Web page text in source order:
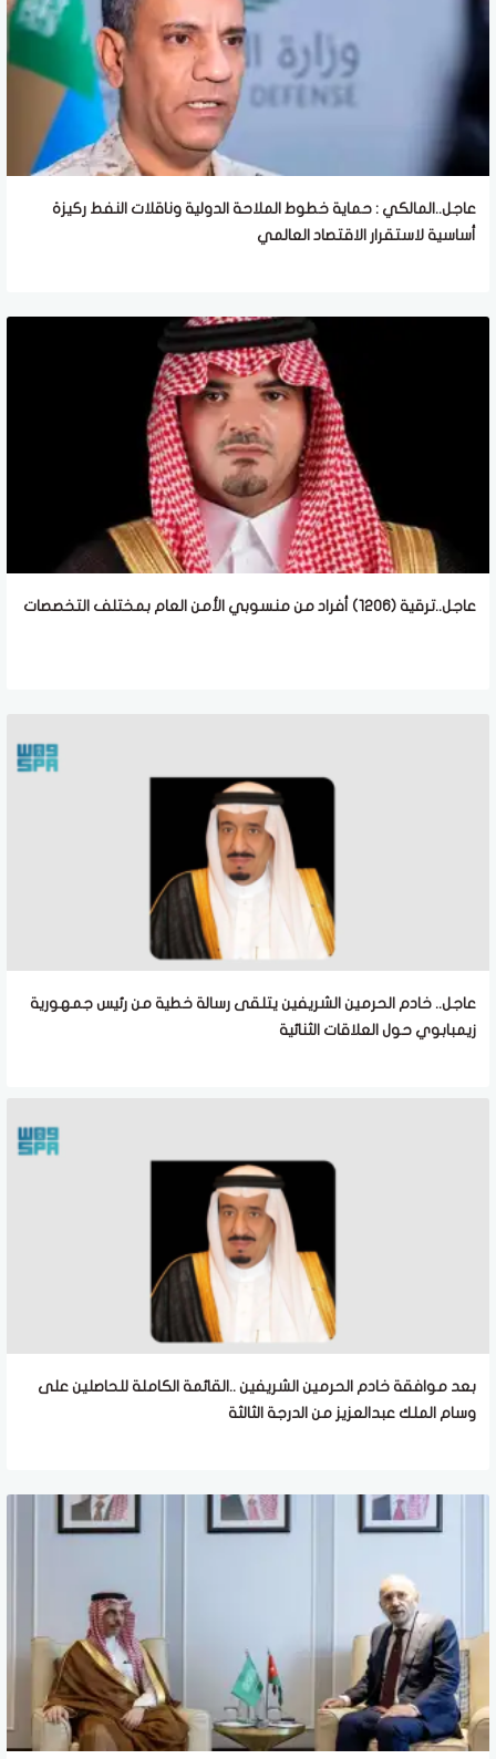
عاجل..المالكي : حماية خطوط الملاحة الدولية وناقلات النفط ركيزة
أساسية لاستقرار الاقتصاد العالمي
عاجل..ترقية (1206) أفراد من منسوبي الأمن العام بمختلف التخصصات
عاجل.. خادم الحرمين الشريفين يتلقى رسالة خطية من رئيس جمهورية
زيمبابوي حول العلاقات الثنائية
بعد موافقة خادم الحرمين الشريفين ..القائمة الكاملة للحاصلين على
وسام الملك عبدالعزيز من الدرجة الثالثة